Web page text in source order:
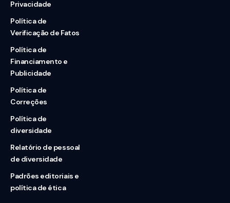
Privacidade
Política de
Verificação de Fatos
Política de
Financiamento e
Publicidade
Política de
Correções
Política de
diversidade
Relatório de pessoal
de diversidade
Padrões editoriais e
política de ética